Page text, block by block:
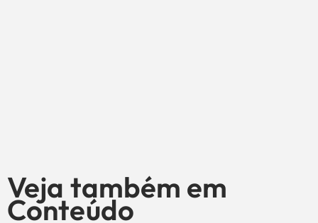
Veja também em
Conteúdo